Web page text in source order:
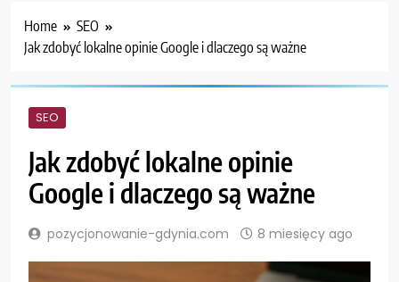
Home
SEO
Jak zdobyć lokalne opinie Google i dlaczego są ważne
SEO
Jak zdobyć lokalne opinie
Google i dlaczego są ważne
pozycjonowanie-gdynia.com 8 miesięcy ago